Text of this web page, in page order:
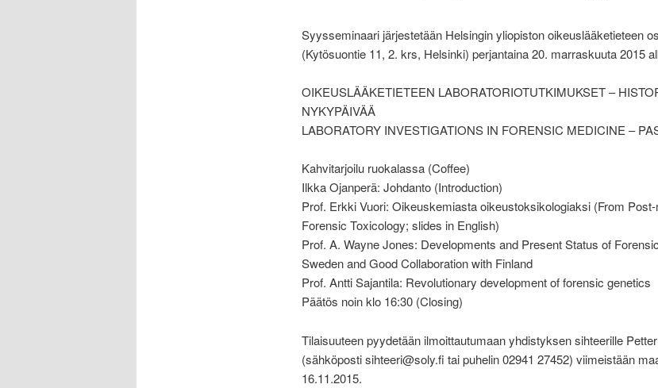
Syysseminaari järjestetään Helsingin yliopiston oikeuslääketieteen
(Kytösuontie 11, 2. krs, Helsinki) perjantaina 20. marraskuuta 2015
OIKEUSLÄÄKETIETEEN LABORATORIOTUTKIMUKSET –
NYKYPÄIVÄÄ
LABORATORY INVESTIGATIONS IN FORENSIC MEDICINE –
Kahvitarjoilu ruokalassa (Coffee)
Ilkka Ojanperä: Johdanto (Introduction)
Prof. Erkki Vuori: Oikeuskemiasta oikeustoksikologiaksi (From
Forensic Toxicology; slides in English)
Prof. A. Wayne Jones: Developments and Present Status of
Sweden and Good Collaboration with Finland
Prof. Antti Sajantila: Revolutionary development of forensic genetics
Päätös noin klo 16:30 (Closing)
Tilaisuuteen pyydetään ilmoittautumaan yhdistyksen sihteerille
(sähköposti sihteeri@soly.fi tai puhelin 02941 27452) viimeistään
16.11.2015.